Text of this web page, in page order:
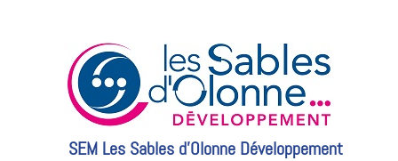
SEM Les Sables d'Olonne Développement